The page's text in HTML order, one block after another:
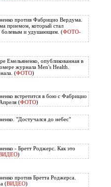
против Фабрицио Вердума.
приемом, который стал
болевым и удушающим. (ФОТО-
Емельяненко, опубликованная в
журнала Men's Health.
(ФОТО)
встретится в бою с Фабрицио
(ФОТО)
"Достучался до небес"
- Бретт Роджерс. Как это
)
против Бретта Роджерса.
(ВИДЕО)